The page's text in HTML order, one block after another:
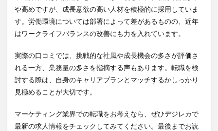
や高めですが、成長意欲の高い人材を積極的に採用していま
す。労働環境については部署によって差があるものの、近年
はワークライフバランスの改善にも力を入れています。
実際の口コミでは、挑戦的な社風や成長機会の多さが評価さ
れる一方、業務量の多さを指摘する声もあります。転職を検
討する際は、自身のキャリアプランとマッチするかしっかり
見極めることが大切です。
マーケティング業界での転職をお考えなら、ぜひデジレカで
最新の求人情報をチェックしてみてください。最後までお読